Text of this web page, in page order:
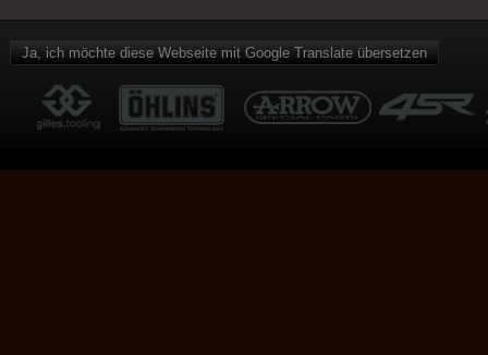
Ja, ich möchte diese Webseite mit Google Translate übersetzen